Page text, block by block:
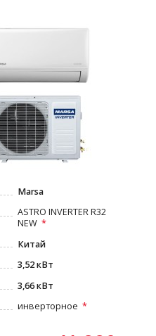
Marsa
ASTRO INVERTER R32
NEW
Китай
3,52 кВт
3,66 кВт
инверторное